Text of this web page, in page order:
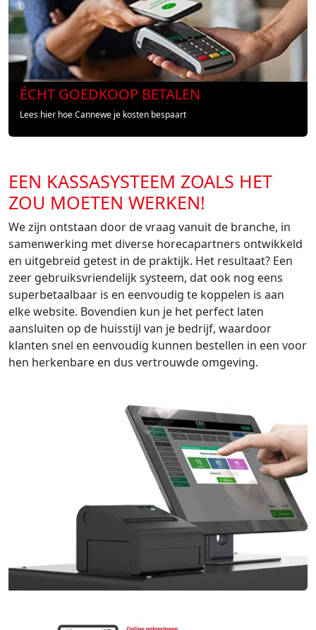
ÉCHT GOEDKOOP BETALEN
Lees hier hoe Cannewe je kosten bespaart
EEN KASSASYSTEEM ZOALS HET
ZOU MOETEN WERKEN!
We zijn ontstaan door de vraag vanuit de branche, in
samenwerking met diverse horecapartners ontwikkeld
en uitgebreid getest in de praktijk. Het resultaat? Een
zeer gebruiksvriendelijk systeem, dat ook nog eens
superbetaalbaar is en eenvoudig te koppelen is aan
elke website. Bovendien kun je het perfect laten
aansluiten op de huisstijl van je bedrijf, waardoor
klanten snel en eenvoudig kunnen bestellen in een voor
hen herkenbare en dus vertrouwde omgeving.